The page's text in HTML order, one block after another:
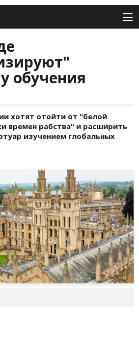
обучения
хотят отойти от "белой
времен рабства" и расширить
изучением глобальных